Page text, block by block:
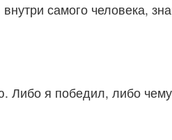
самого человека,
Либо я победил, либо